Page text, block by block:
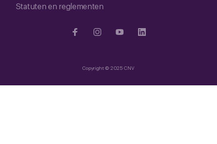
Statuten en reglementen
Copyright © 2025 CNV